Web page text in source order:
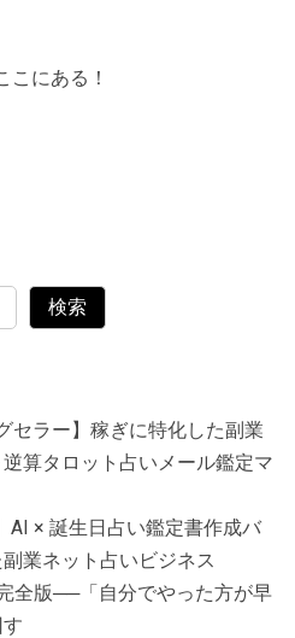
こにある！
検索
セラー】稼ぎに特化した副業
算タロット占いメール鑑定マ
AI × 誕生日占い鑑定書作成バ
業ネット占いビジネス
全版──「自分でやった方が早